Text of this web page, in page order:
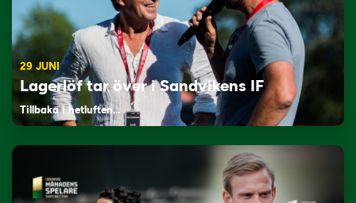
29 JUNI
Lagerlöf tar över i Sandvikens IF
Tillbaka i hetluften…